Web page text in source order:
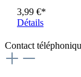
3,99 €*
Détails
Contact